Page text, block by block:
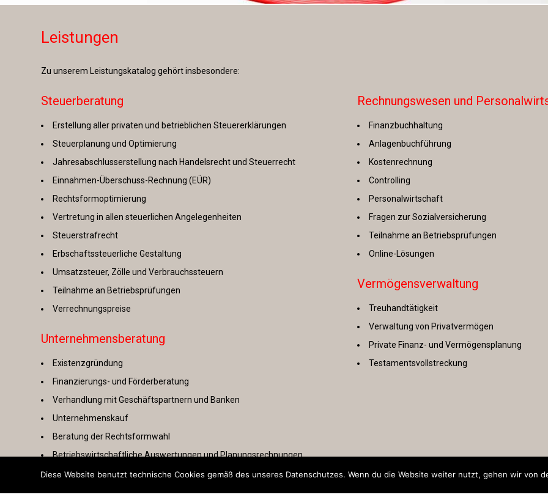
Leistungen
Zu unserem Leistungskatalog gehört insbesondere:
Steuerberatung
Erstellung aller privaten und betrieblichen Steuererklärungen
Steuerplanung und Optimierung
Jahresabschlusserstellung nach Handelsrecht und Steuerrecht
Einnahmen-Überschuss-Rechnung (EÜR)
Rechtsformoptimierung
Vertretung in allen steuerlichen Angelegenheiten
Steuerstrafrecht
Erbschaftssteuerliche Gestaltung
Umsatzsteuer, Zölle und Verbrauchssteuern
Teilnahme an Betriebsprüfungen
Verrechnungspreise
Unternehmensberatung
Existenzgründung
Finanzierungs- und Förderberatung
Verhandlung mit Geschäftspartnern und Banken
Unternehmenskauf
Beratung der Rechtsformwahl
Betriebswirtschaftliche Auswertungen und Planungsrechnungen
Erstellung von Businessplänen
Optimierung der Betriebsabläufe
Rechnungswesen und
Finanzbuchhaltung
Anlagenbuchführung
Kostenrechnung
Controlling
Personalwirtschaft
Fragen zur Sozialversicherung
Teilnahme an Betriebsprüfungen
Online-Lösungen
Vermögensverwaltung
Treuhandtätigkeit
Verwaltung von Privatvermögen
Private Finanz- und Vermögensplanung
Testamentsvollstreckung
Diese Website benutzt technische Cookies gemäß des unseres Datenschutzes. Wenn du die Website weiter nutzt, gehen wir von